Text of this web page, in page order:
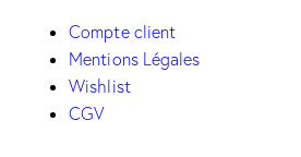
Compte client
Mentions Légales
Wishlist
CGV